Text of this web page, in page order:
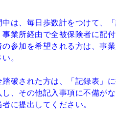
、毎日歩数計をつけて、「
経由で全被保険者に配付
希望される方は、事業所
。
された方は、「記録表」に
その他記入事項に不備がな
提出してください。